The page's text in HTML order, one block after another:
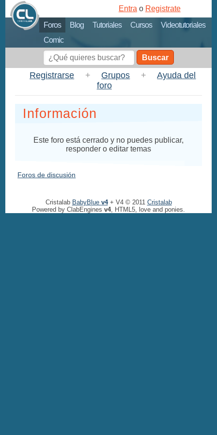
Foros Blog Tutoriales Cursos
Videotutoriales
Comic
Entra o Registrate
Buscar
Registrarse + Grupos +
Ayuda del
foro
Información
Este foro está cerrado y no puedes publicar,
responder o editar temas
Foros de discusión
Cristalab BabyBlue v4+ V4 © 2011 Cristalab
Powered by ClabEngines v4, HTML5, love and ponies.